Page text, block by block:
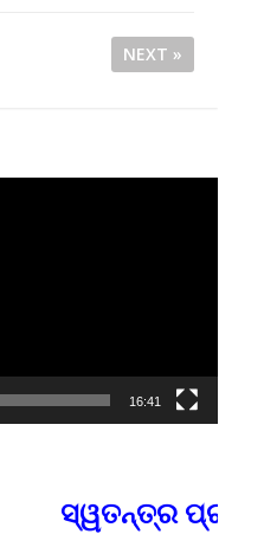
NEXT »
16:41
ସ୍ୱତନ୍ତ୍ର